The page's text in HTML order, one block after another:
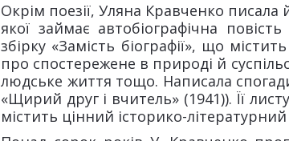
Окрім поезії, Уляна Кравченко
якої займає автобіографічна
збірку «Замість біографії», що
про спостережене в природі й
людське життя тощо. Написала
«Щирий друг і вчитель» (1941)). Її
містить цінний історико-